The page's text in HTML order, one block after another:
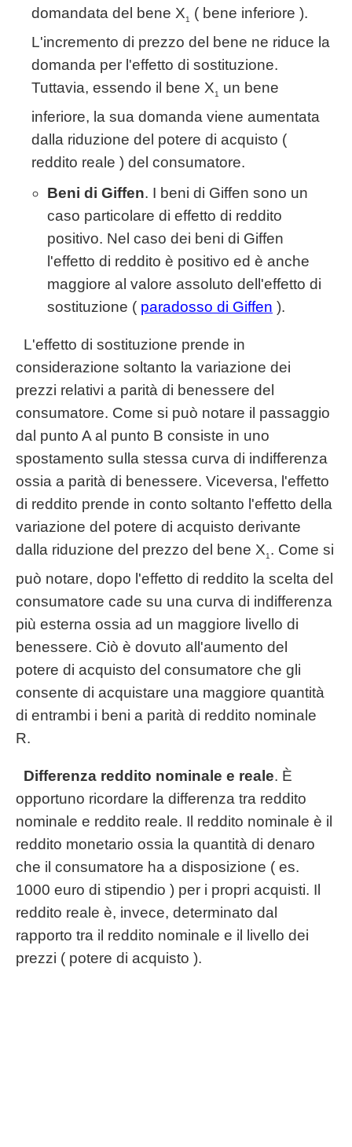
domandata del bene X1
( bene inferiore ).
L'incremento di prezzo del bene ne riduce la
domanda per l'effetto di sostituzione.
Tuttavia, essendo il bene X1
un bene
inferiore, la sua domanda viene aumentata
dalla riduzione del potere di acquisto (
reddito reale ) del consumatore.
Beni di Giffen. I beni di Giffen sono un
caso particolare di effetto di reddito
positivo. Nel caso dei beni di Giffen
l'effetto di reddito è positivo ed è anche
maggiore al valore assoluto dell'effetto di
sostituzione ( paradosso di Giffen ).
L'effetto di sostituzione prende in
considerazione soltanto la variazione dei
prezzi relativi a parità di benessere del
consumatore. Come si può notare il passaggio
dal punto A al punto B consiste in uno
spostamento sulla stessa curva di indifferenza
ossia a parità di benessere. Viceversa, l'effetto
di reddito prende in conto soltanto l'effetto della
variazione del potere di acquisto derivante
dalla riduzione del prezzo del bene X1 . Come si
può notare, dopo l'effetto di reddito la scelta del
consumatore cade su una curva di indifferenza
più esterna ossia ad un maggiore livello di
benessere. Ciò è dovuto all'aumento del
potere di acquisto del consumatore che gli
consente di acquistare una maggiore quantità
di entrambi i beni a parità di reddito nominale
R.
Differenza reddito nominale e reale. È
opportuno ricordare la differenza tra reddito
nominale e reddito reale. Il reddito nominale è il
reddito monetario ossia la quantità di denaro
che il consumatore ha a disposizione ( es.
1000 euro di stipendio ) per i propri acquisti. Il
reddito reale è, invece, determinato dal
rapporto tra il reddito nominale e il livello dei
prezzi ( potere di acquisto ).